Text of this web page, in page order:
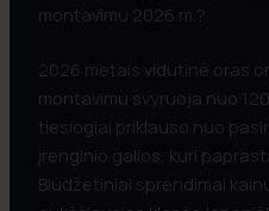
montavimu 2026 m.?
2026 metais vidutinė oras
montavimu svyruoja nuo
tiesiogiai priklauso nuo
įrenginio galios, kuri
Biudžetiniai sprendimai